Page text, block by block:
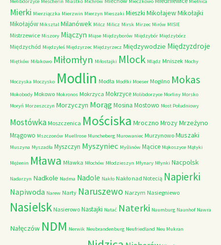
Mierki Mierziączka Mierzwin Mierzyn Mieszaki Mieszki MikołajewMikołajki
Mikołajów Miksztal Milanówek Milcz Milicz Mirsk Mirzec Mirów MISIE
Mistrzewice Miszory Miączyn Miąse Międzyborów Międzybór Międzybórz
Międzychód Międzyleś Międzyrzec Międzyrzecz Międzywodzie Międzyzdroje
Miętków Miłakowo Miłomłyn Miłostajki Mlock Mlądz Mniszek Mochy
Moczyska Moczysko Modlin Modła Modłki Moeser Mogilno Mokas
Mokobody Mokowo Mokronos Mokrzyca Mokrzyce Molibdorzyce Morliny Morsko
Moryń Morzeszczyn Morzyczyn MorągMosina Mostowo Most Południowy
Mostówka Moszczenica Mościska Mroczno Mrozy Mrzeżyno
Mrągowo Mszczonów Muellrose Muncheberg Murowaniec Murzynowo Muszaki
Muszyna Myszadła Myszczyn Myszyniec Myślinów Mącice Mąkoszyce Mątyki
Mężenin Mława Mławka Młochów Młodzieszyn Młynary Młynki Nacpolsk
Nadarzyn Nadkole Nadma Nadole Nakło Nakło nad Notecią Napierki
Napiwoda Narew Narty Naruszewo Narzym Nasiegniewo
Nasielsk Nasierowo Nastajki Natać Naterki Naumburg Naunhof Nawra
Nałęczów NDM Nerwik Neubrandenburg Neufriedland Neu Mukran